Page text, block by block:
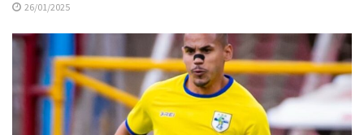
26/01/2025